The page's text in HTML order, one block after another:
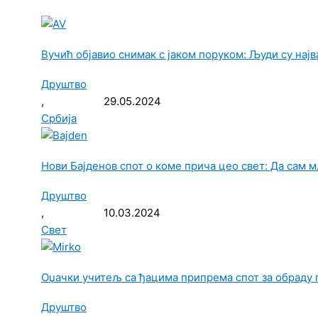
Вучић објавио снимак с јаком поруком: Људи су
Друштво
,
Србија
29.05.2024
Нови Бајденов спот о коме прича цео свет: Да сам
Друштво
,
Свет
10.03.2024
Оџачки учитељ са ђацима припрема спот за обраду
Друштво